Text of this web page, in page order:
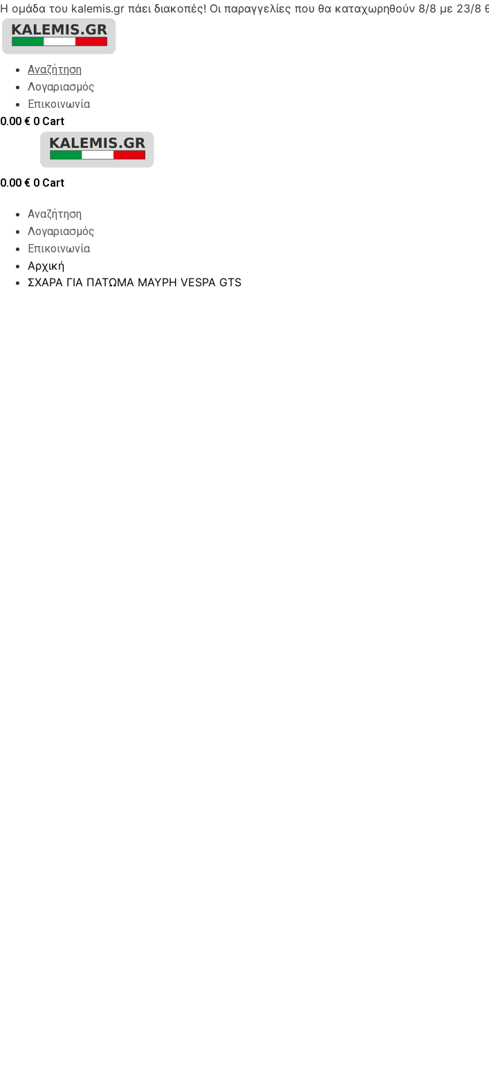
Η ομάδα του kalemis.gr πάει διακοπές! Οι παραγγελίες που θα καταχωρηθούν 8/8 με 23/8
Skip
content
Αναζήτηση
Λογαριασμός
Επικοινωνία
0.00 € 0 Cart
0.00 € 0 Cart
Αναζήτηση
Λογαριασμός
Επικοινωνία
Αρχική
ΣΧΑΡΑ ΓΙΑ ΠΑΤΩΜΑ ΜΑΥΡΗ VESPA GTS